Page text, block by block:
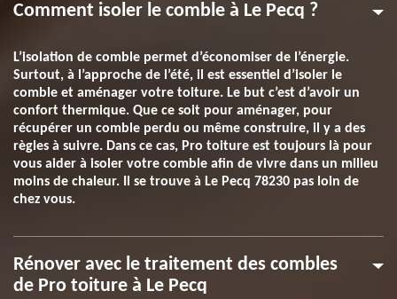
Comment isoler le comble à Le Pecq ?
L’isolation de comble permet d’économiser de l’énergie.
Surtout, à l’approche de l’été, il est essentiel d’isoler le
comble et aménager votre toiture. Le but c’est d’avoir un
confort thermique. Que ce soit pour aménager, pour
récupérer un comble perdu ou même construire, il y a des
règles à suivre. Dans ce cas, Pro toiture est toujours là pour
vous aider à isoler votre comble afin de vivre dans un milieu
moins de chaleur. Il se trouve à Le Pecq 78230 pas loin de
chez vous.
Rénover avec le traitement des combles
de Pro toiture à Le Pecq